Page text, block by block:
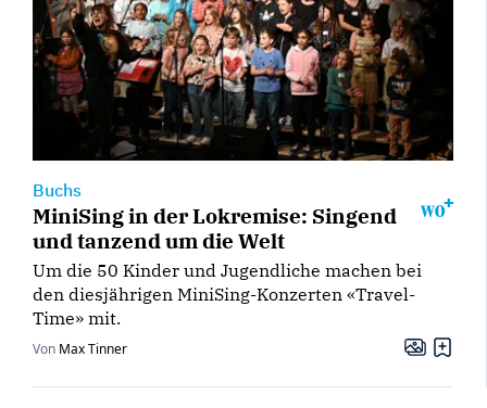
Buchs
MiniSing in der Lokremise: Singend
und tanzend um die Welt
Um die 50 Kinder und Jugendliche machen bei
den diesjährigen MiniSing-Konzerten «Travel-
Time» mit.
Von Max Tinner